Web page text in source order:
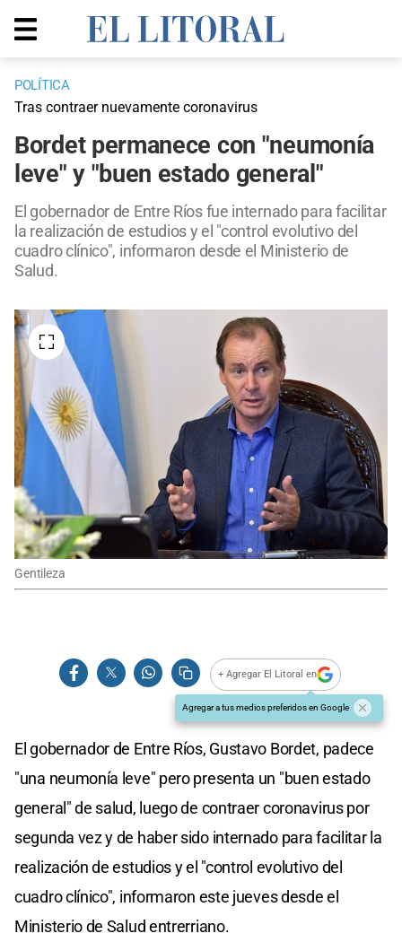
POLÍTICA
Tras contraer nuevamente coronavirus
Bordet permanece con "neumonía
leve" y "buen estado general"
El gobernador de Entre Ríos fue internado para facilitar
la realización de estudios y el "control evolutivo del
cuadro clínico", informaron desde el Ministerio de
Salud.
Gentileza
+ Agregar El Litoral en
Agregar a tus medios preferidos en Google
El gobernador de Entre Ríos, Gustavo Bordet, padece
"una neumonía leve" pero presenta un "buen estado
general" de salud, luego de contraer coronavirus por
segunda vez y de haber sido internado para facilitar la
realización de estudios y el "control evolutivo del
cuadro clínico", informaron este jueves desde el
Ministerio de Salud entrerriano.